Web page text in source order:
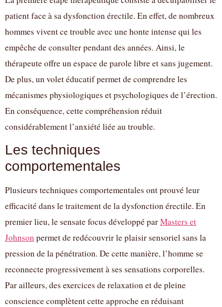
patient face à sa dysfonction érectile. En effet, de nombreux
hommes vivent ce trouble avec une honte intense qui les
empêche de consulter pendant des années. Ainsi, le
thérapeute offre un espace de parole libre et sans jugement.
De plus, un volet éducatif permet de comprendre les
mécanismes physiologiques et psychologiques de l’érection.
En conséquence, cette compréhension réduit
considérablement l’anxiété liée au trouble.
Les techniques
comportementales
Plusieurs techniques comportementales ont prouvé leur
efficacité dans le traitement de la dysfonction érectile. En
premier lieu, le sensate focus développé parMasters et
Johnsonpermet de redécouvrir le plaisir sensoriel sans la
pression de la pénétration. De cette manière, l’homme se
reconnecte progressivement à ses sensations corporelles.
Par ailleurs, des exercices de relaxation et de pleine
conscience complètent cette approche en réduisant